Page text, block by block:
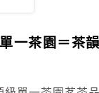
一茶園＝茶